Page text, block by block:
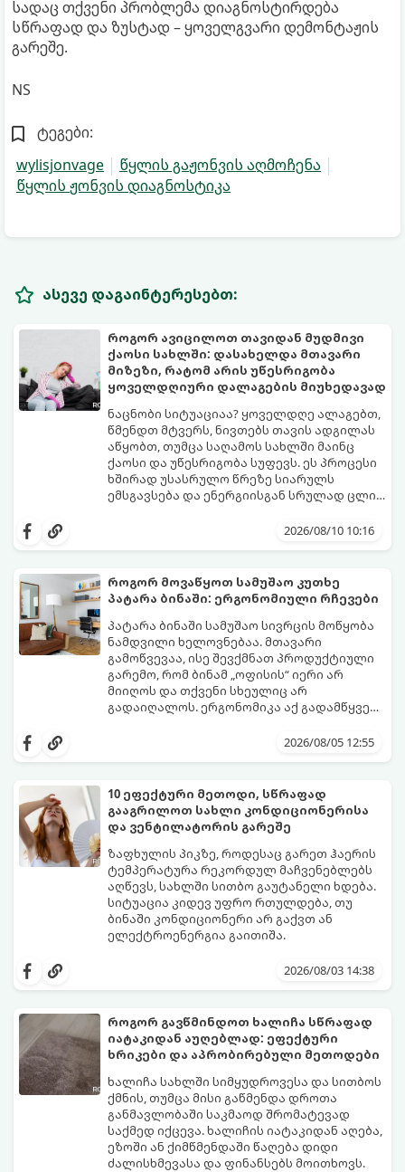
სადაც თქვენი პრობლემა დიაგნოსტირდება
სწრაფად და ზუსტად – ყოველგვარი დემონტაჟის
გარეშე.
NS
ტეგები:
wylisjonvage
წყლის გაჟონვის აღმოჩენა
წყლის ჟონვის დიაგნოსტიკა
ასევე დაგაინტერესებთ:
როგორ ავიცილოთ თავიდან მუდმივი
ქაოსი სახლში: დასახელდა მთავარი
მიზეზი, რატომ არის უწესრიგობა
ყოველდღიური დალაგების მიუხედავად
ნაცნობი სიტუაციაა? ყოველდღე ალაგებთ,
წმენდთ მტვერს, ნივთებს თავის ადგილას
აწყობთ, თუმცა საღამოს სახლში მაინც
ქაოსი და უწესრიგობა სუფევს. ეს პროცესი
ხშირად უსასრულო წრეზე სიარულს
ემსგავსება და ენერგიისგან სრულად ცლის
ექსპერტები ასახელებენ მთავარ მიზეზს,
სამუდამოდ მოსაგვარებლად:
2026/08/10 10:16
როგორ მოვაწყოთ სამუშაო კუთხე
პატარა ბინაში: ერგონომიული რჩევები
პატარა ბინაში სამუშაო სივრცის მოწყობა
ნამდვილი ხელოვნებაა. მთავარი
გამოწვევაა, ისე შევქმნათ პროდუქტიული
გარემო, რომ ბინამ „ოფისის“ იერი არ
მიიღოს და თქვენი სხეულიც არ
გადაიღალოს. ერგონომიკა აქ გადამწყვეტ
2026/08/05 12:55
10 ეფექტური მეთოდი, სწრაფად
გააგრილოთ სახლი კონდიციონერისა
და ვენტილატორის გარეშე
ზაფხულის პიკზე, როდესაც გარეთ ჰაერის
ტემპერატურა რეკორდულ მაჩვენებლებს
აღწევს, სახლში სითბო გაუტანელი ხდება.
სიტუაცია კიდევ უფრო რთულდება, თუ
ბინაში კონდიციონერი არ გაქვთ ან
ელექტროენერგია გაითიშა.
კანონები და გამოცდილი ყოფითი ხრიკები,
სასიამოვნო სიგრილე სპეციალური
ტექნიკის გარეშეც.
გთავაზობთ 10 საუკეთესო და
ხელმისაწვდომ მეთოდს:
2026/08/03 14:38
როგორ გავწმინდოთ ხალიჩა სწრაფად
იატაკიდან აუღებლად: ეფექტური
ხრიკები და აპრობირებული მეთოდები
ხალიჩა სახლში სიმყუდროვესა და სითბოს
ქმნის, თუმცა მისი გაწმენდა დროთა
განმავლობაში საკმაოდ შრომატევად
საქმედ იქცევა. ხალიჩის იატაკიდან აღება,
ეზოში ან ქიმწმენდაში წაღება დიდი
ძალისხმევასა და ფინანსებს მოითხოვს.